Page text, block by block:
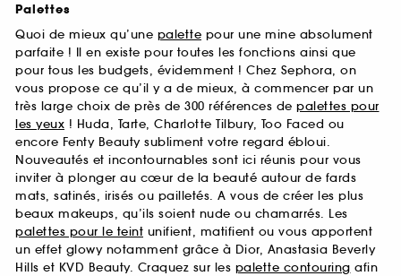
Palettes
Quoi de mieux qu’une palette pour une mine absolument
parfaite ! Il en existe pour toutes les fonctions ainsi que
pour tous les budgets, évidemment ! Chez Sephora, on
vous propose ce qu’il y a de mieux, à commencer par un
très large choix de près de 300 références de palettes pour
les yeux ! Huda, Tarte, Charlotte Tilbury, Too Faced ou
encore Fenty Beauty subliment votre regard ébloui.
Nouveautés et incontournables sont ici réunis pour vous
inviter à plonger au cœur de la beauté autour de fards
mats, satinés, irisés ou pailletés. A vous de créer les plus
beaux makeups, qu’ils soient nude ou chamarrés. Les
palettes pour le teint unifient, matifient ou vous apportent
un effet glowy notamment grâce à Dior, Anastasia Beverly
Hills et KVD Beauty. Craquez sur les palette contouring afin